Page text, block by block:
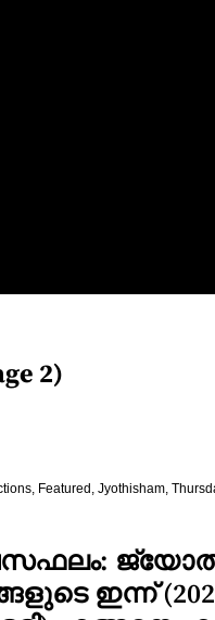
2)
, Featured, Jyothisham,
ഇന്ന്‌